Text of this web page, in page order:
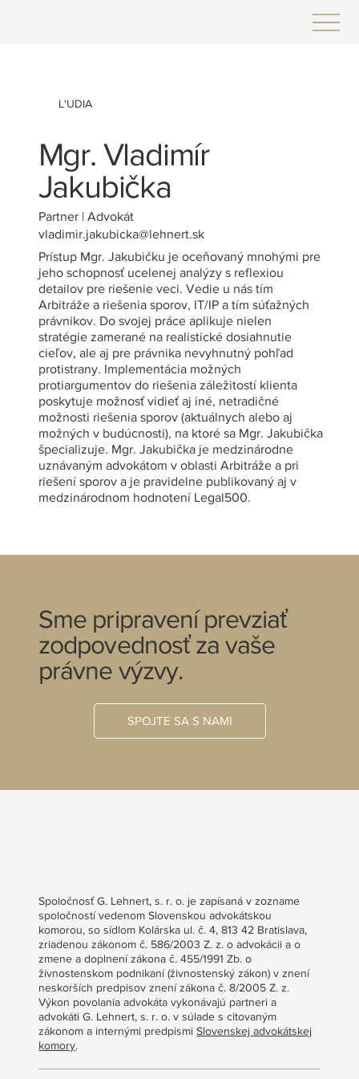
L'UDIA
Mgr. Vladimír
Jakubička
Partner | Advokát
vladimir.jakubicka@lehnert.sk
Prístup Mgr. Jakubičku je oceňovaný mnohými pre
jeho schopnosť ucelenej analýzy s reflexiou
detailov pre riešenie veci. Vedie u nás tím
Arbitráže a riešenia sporov, IT/IP a tím súťažných
právnikov. Do svojej práce aplikuje nielen
stratégie zamerané na realistické dosiahnutie
cieľov, ale aj pre právnika nevyhnutný pohľad
protistrany. Implementácia možných
protiargumentov do riešenia záležitostí klienta
poskytuje možnosť vidieť aj iné, netradičné
možnosti riešenia sporov (aktuálnych alebo aj
možných v budúcnosti), na ktoré sa Mgr. Jakubička
špecializuje. Mgr. Jakubička je medzinárodne
uznávaným advokátom v oblasti Arbitráže a pri
riešení sporov a je pravidelne publikovaný aj v
medzinárodnom hodnotení Legal500.
Sme pripravení prevziať
zodpovednosť za vaše
právne výzvy.
SPOJTE SA S NAMI
Spoločnosť G. Lehnert, s. r. o. je zapísaná v zozname
spoločností vedenom Slovenskou advokátskou
komorou, so sídlom Kolárska ul. č. 4, 813 42 Bratislava,
zriadenou zákonom č. 586/2003 Z. z. o advokácii a o
zmene a doplnení zákona č. 455/1991 Zb. o
živnostenskom podnikaní (živnostenský zákon) v znení
neskorších predpisov znení zákona č. 8/2005 Z. z.
Výkon povolania advokáta vykonávajú partneri a
advokáti G. Lehnert, s. r. o. v súlade s citovaným
zákonom a internými predpismiSlovenskej advokátskej
komory.